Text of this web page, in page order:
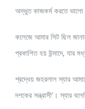
অদ্ভুত কাজকর্ম করতে ভালো
কলেজে আমার সিট ছিল
প্রকাশিত হয় উন্মাদে, যার
শ্রদ্ধেয় জহরলাল স্যার
দশকের সন্ত্রাসী’। স্যার